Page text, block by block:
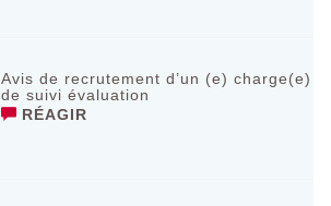
Avis de recrutement d’un (e) charge(e)
de suivi évaluation
RÉAGIR